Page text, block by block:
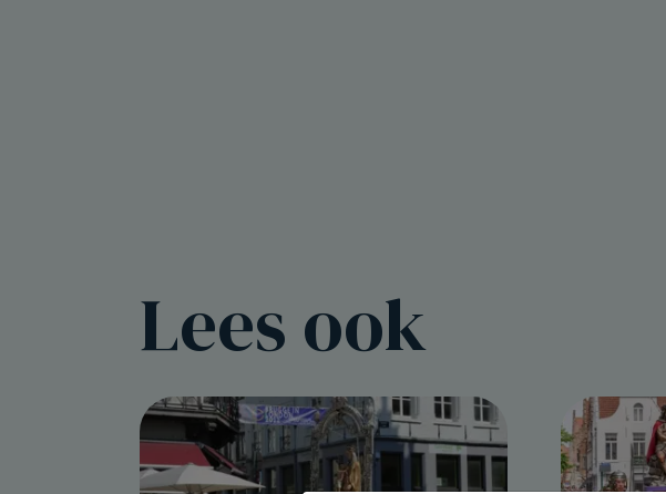
Lees ook